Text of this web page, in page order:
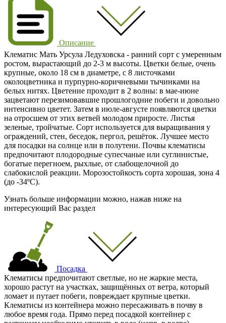
Описание
Клематис Мать Урсула Ледуховска - ранний сорт с умеренным
ростом, вырастающий до 2-3 м высоты. Цветки белые, очень
крупные, около 18 см в диаметре, с 8 листочками
околоцветника и пурпурно-коричневыми тычинками на
белых нитях. Цветение проходит в 2 волны: в мае-июне
зацветают перезимовавшие прошлогодние побеги и довольно
интенсивно цветет. Затем в июле-августе появляются цветки
на отросшем от этих ветвей молодом приросте. Листья
зеленые, тройчатые. Сорт используется для выращивания у
ограждений, стен, беседок, пергол, решёток. Лучшее место
для посадки на солнце или в полутени. Почвы клематисы
предпочитают плодородные супесчаные или суглинистые,
богатые перегноем, рыхлые, от слабощелочной до
слабокислой реакции. Морозостойкость сорта хорошая, зона 4
(до -34ºС).
Узнать больше информации можно, нажав ниже на
интересующий Вас раздел
Посадка
Клематисы предпочитают светлые, но не жаркие места,
хорошо растут на участках, защищённых от ветра, который
ломает и путает побеги, повреждает крупные цветки.
Клематисы из контейнера можно пересаживать в почву в
любое время года. Прямо перед посадкой контейнер с